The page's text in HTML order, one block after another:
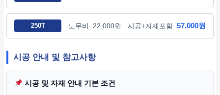
250T 노무비: 22,000원 시공+자재포함: 57,000원
시공 안내 및 참고사항
시공 및 자재 안내 기본 조건